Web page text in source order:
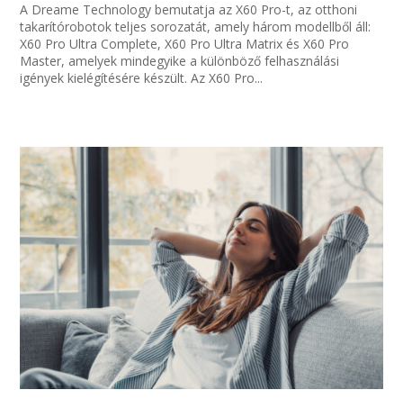
A Dreame Technology bemutatja az X60 Pro-t, az otthoni
takarítórobotok teljes sorozatát, amely három modellből áll:
X60 Pro Ultra Complete, X60 Pro Ultra Matrix és X60 Pro
Master, amelyek mindegyike a különböző felhasználási
igények kielégítésére készült. Az X60 Pro...